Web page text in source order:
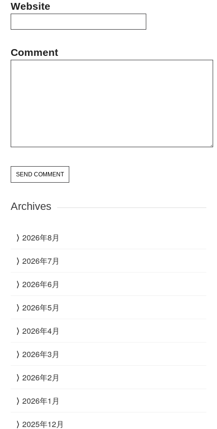
Website
Comment
Archives
2026年8月
2026年7月
2026年6月
2026年5月
2026年4月
2026年3月
2026年2月
2026年1月
2025年12月